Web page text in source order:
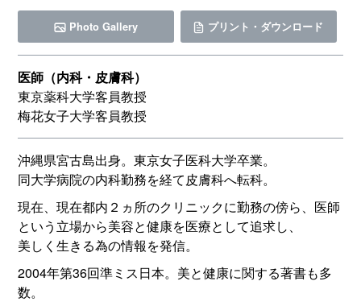
Photo Gallery プリント・ダウンロード
医師（内科・皮膚科）
東京薬科大学客員教授
梅花女子大学客員教授
沖縄県宮古島出身。東京女子医科大学卒業。
同大学病院の内科勤務を経て皮膚科へ転科。
現在、現在都内２ヵ所のクリニックに勤務の傍ら、医師
という立場から美容と健康を医療として追求し、
美しく生きる為の情報を発信。
2004年第36回準ミス日本。美と健康に関する著書も多
数。